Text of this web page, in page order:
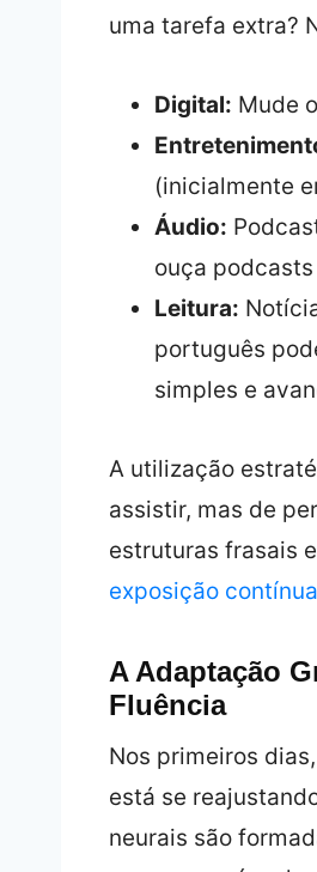
uma tarefa extra?
Digital: Mude
(inicialmente
Áudio:
ouça
Leitura:
português
simples e
A utilização
assistir, mas de
estruturas frasais
exposição contínua
A Adaptação
Fluência
Nos primeiros
está se
neurais são